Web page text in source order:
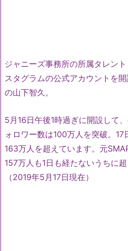
ジャニーズ事務所の所属タレン
スタグラムの公式アカウントを
の山下智久。
5月16日午後1時過ぎに開設して
ォロワー数は100万人を突破。
163万人を超えています。元
157万人も1日も経たないうちに
（2019年5月17日現在）